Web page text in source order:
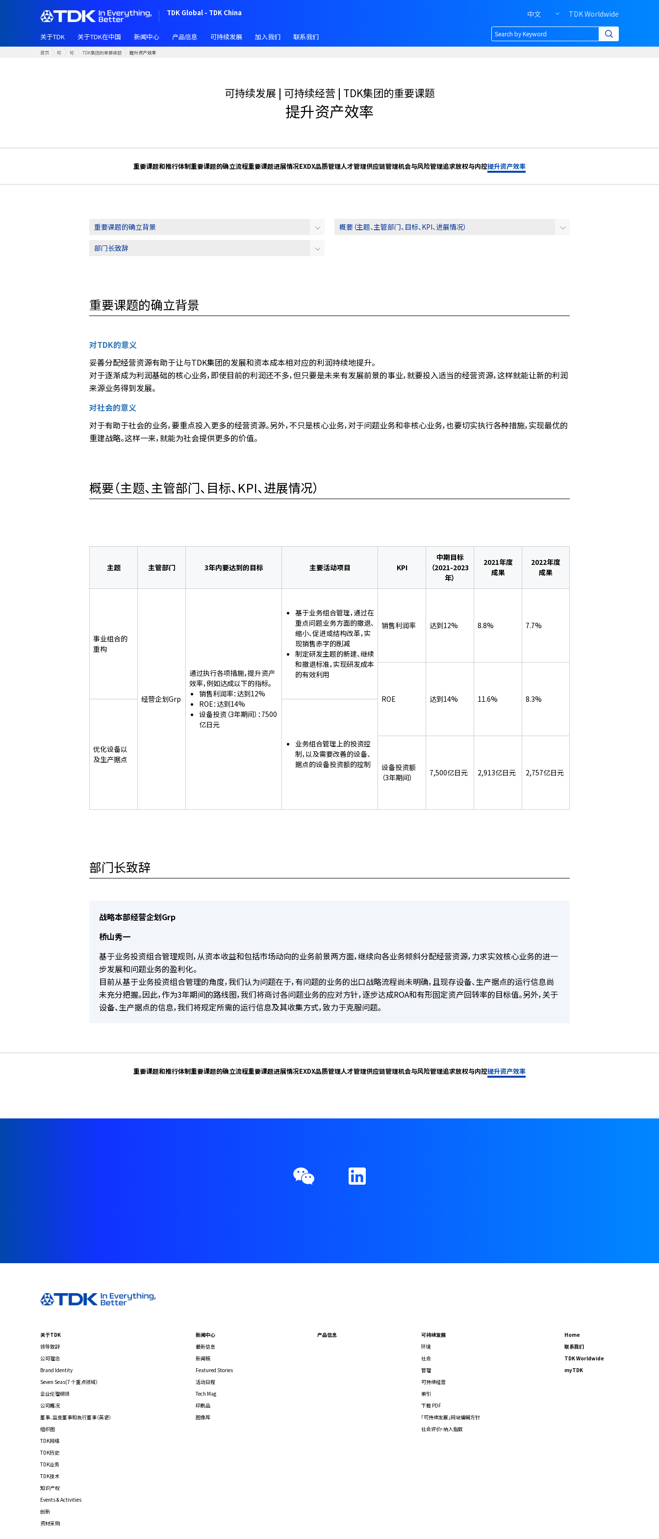
TDK Global - TDK China
Header
right
menu
of
中文 TDK Worldwide
关于TDK 关于TDK在中国 新闻中心 产品信息 可持续发展 加入我们 联系我们
首页 可持续发展可持续经营TDK集团的重要课题 提升资产效率
可持续发展 | 可持续经营 | TDK集团的重要课题
提升资产效率
重要课题和推行体制重要课题的确立流程重要课题进展情况EXDX品质管理人才管理供应链管理机会与风险管理追求放权与内控提升资产效率
重要课题的确立背景 概要（主题、主管部门、目标、KPI、进展情况）
部门长致辞
重要课题的确立背景
对TDK的意义
妥善分配经营资源有助于让与TDK集团的发展和资本成本相对应的利润持续地提升。
对于逐渐成为利润基础的核心业务，即使目前的利润还不多，但只要是未来有发展前景的事业，就要投入适当的经营资源，这样就能让新的利润
来源业务得到发展。
对社会的意义
对于有助于社会的业务，要重点投入更多的经营资源。另外，不只是核心业务，对于问题业务和非核心业务，也要切实执行各种措施，实现最优的
重建战略。这样一来，就能为社会提供更多的价值。
概要（主题、主管部门、目标、KPI、进展情况）
主题 主管部门 3年内要达到的目标 主要活动项目 KPI
中期目标
（2021-2023
年）
2021年度
成果
2022年度
成果
事业组合的
重构
经营企划Grp
通过执行各项措施，提升资产
效率，例如达成以下的指标。
销售利润率：达到12%
ROE：达到14%
设备投资（3年期间）：7500
亿日元
基于业务组合管理，通过在
重点问题业务方面的撤退、
缩小、促进或结构改革，实
现销售赤字的削减
制定研发主题的新建、继续
和撤退标准，实现研发成本
的有效利用
销售利润率 达到12% 8.8% 7.7%
ROE 达到14% 11.6% 8.3%
优化设备以
及生产据点
业务组合管理上的投资控
制，以及需要改善的设备、
据点的设备投资额的控制
设备投资额
（3年期间）
7,500亿日元 2,913亿日元 2,757亿日元
部门长致辞
战略本部经营企划Grp
桥山秀一
基于业务投资组合管理规则，从资本收益和包括市场动向的业务前景两方面，继续向各业务倾斜分配经营资源，力求实效核心业务的进一
步发展和问题业务的盈利化。
目前从基于业务投资组合管理的角度，我们认为问题在于，有问题的业务的出口战略流程尚未明确，且现存设备、生产据点的运行信息尚
未充分把握。因此，作为3年期间的路线图，我们将商讨各问题业务的应对方针，逐步达成ROA和有形固定资产回转率的目标值。另外，关于
设备、生产据点的信息，我们将规定所需的运行信息及其收集方式，致力于克服问题。
重要课题和推行体制重要课题的确立流程重要课题进展情况EXDX品质管理人才管理供应链管理机会与风险管理追求放权与内控提升资产效率
关于TDK
领导致辞
公司理念
Brand Identity
Seven Seas(7 个重点领域）
企业伦理纲领
公司概况
董事、监查董事和执行董事（英语）
组织图
TDK网络
TDK历史
TDK业务
TDK技术
知识产权
Events & Activities
创新
资材采购
新闻中心
最新信息
新闻稿
Featured Stories
活动日程
Tech Mag
印刷品
图像库
产品信息
可持续发展
环境
社会
管理
可持续经营
索引
下载 PDF
「可持续发展」网站编辑方针
社会评价·纳入指数
Home
联系我们
TDK Worldwide
myTDK